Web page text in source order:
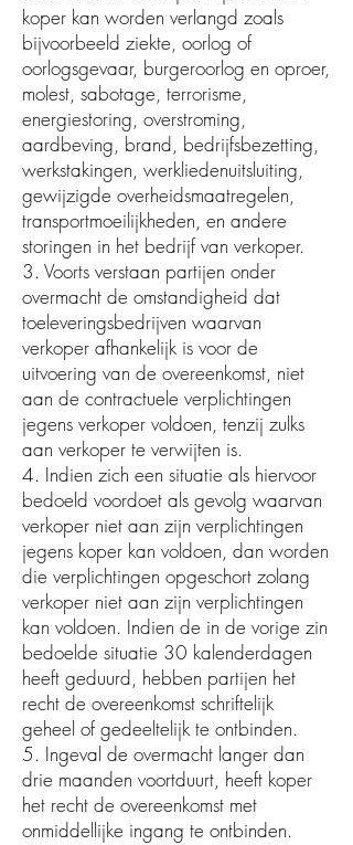
koper kan worden verlangd zoals
bijvoorbeeld ziekte, oorlog of
oorlogsgevaar, burgeroorlog en oproer,
molest, sabotage, terrorisme,
energiestoring, overstroming,
aardbeving, brand, bedrijfsbezetting,
werkstakingen, werkliedenuitsluiting,
gewijzigde overheidsmaatregelen,
transportmoeilijkheden, en andere
storingen in het bedrijf van verkoper.
3. Voorts verstaan partijen onder
overmacht de omstandigheid dat
toeleveringsbedrijven waarvan
verkoper afhankelijk is voor de
uitvoering van de overeenkomst, niet
aan de contractuele verplichtingen
jegens verkoper voldoen, tenzij zulks
aan verkoper te verwijten is.
4. Indien zich een situatie als hiervoor
bedoeld voordoet als gevolg waarvan
verkoper niet aan zijn verplichtingen
jegens koper kan voldoen, dan worden
die verplichtingen opgeschort zolang
verkoper niet aan zijn verplichtingen
kan voldoen. Indien de in de vorige zin
bedoelde situatie 30 kalenderdagen
heeft geduurd, hebben partijen het
recht de overeenkomst schriftelijk
geheel of gedeeltelijk te ontbinden.
5. Ingeval de overmacht langer dan
drie maanden voortduurt, heeft koper
het recht de overeenkomst met
onmiddellijke ingang te ontbinden.